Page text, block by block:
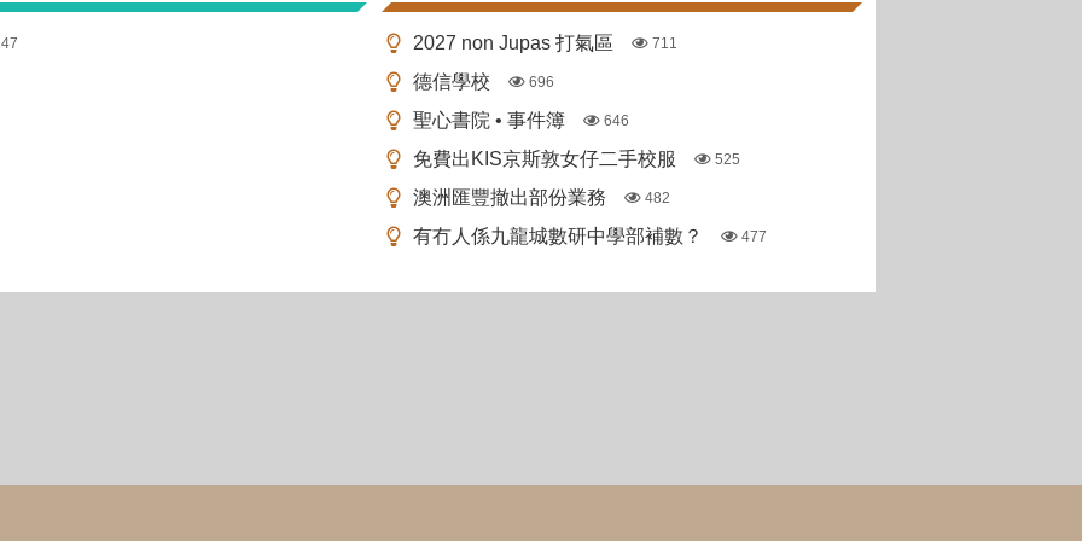
2027 non Jupas 打氣區 711
德信學校 696
聖心書院 • 事件簿 646
免費出KIS京斯敦女仔二手校服 525
澳洲匯豐撤出部份業務 482
有冇人係九龍城數研中學部補數？ 477